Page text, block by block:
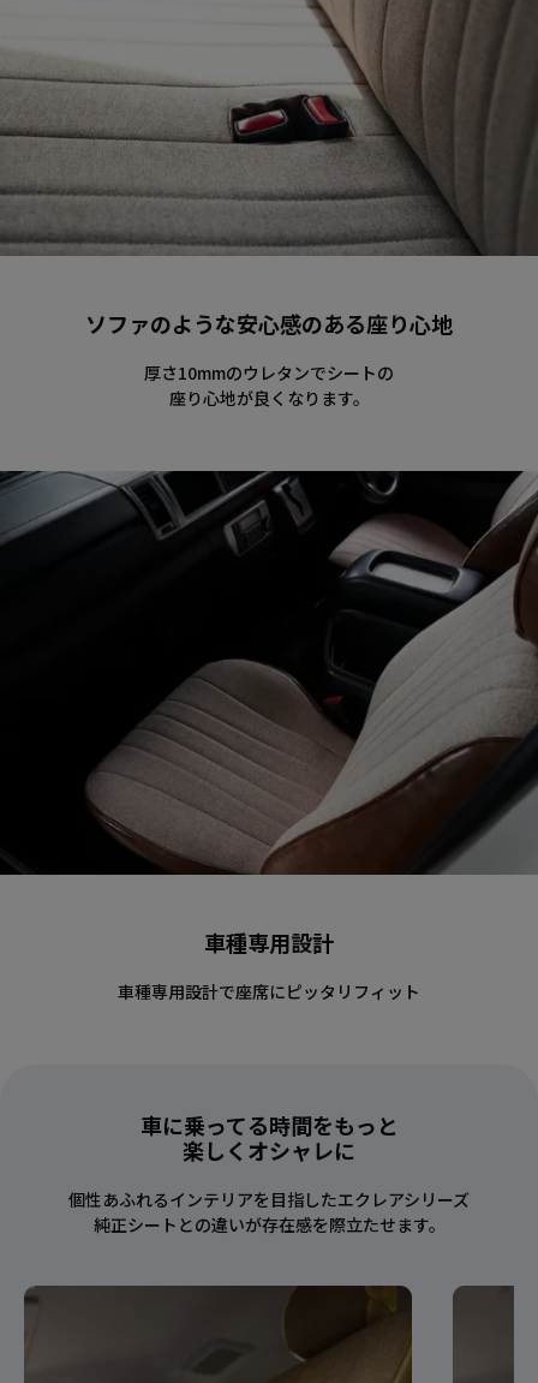
ソファのような安心感のある座り心地
厚さ10mmのウレタンでシートの
座り心地が良くなります。
車種専用設計
車種専用設計で座席にピッタリフィット
車に乗ってる時間をもっと
楽しくオシャレに
個性あふれるインテリアを目指したエクレアシリーズ
純正シートとの違いが存在感を際立たせます。